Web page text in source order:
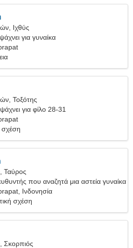
Ιχθύς
για γυναίκα
Τοξότης
για φίλο 28-31
Ταύρος
που αναζητά μια αστεία γυναίκα
Ινδονησία
σχέση
Σκορπιός